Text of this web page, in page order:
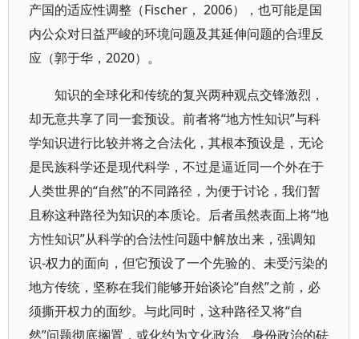
产国的适应性调整（Fischer， 2006），也可能是国
内公众对日益严峻的环境问题及其延伸问题的合理反
应（郭于华，2020）。
知识的全球化和传统的复兴两种观点交锋激烈，
却无意共享了同一套预设。前者将“地方性知识”与科
学知识进行比较并将之合法化，其根本预设是，无论
是民族科学还是现代科学，不过是逼近同一个外在于
人类世界的“自然”的不同路径，为便于讨论，我们暂
且称这种路径为知识的本质论。后者虽然表面上将“地
方性知识”从科学的合法性问题中解放出来，强调知
识-权力的面向，但它预设了一个先验的、未受污染的
地方传统，坚称在我们能够开始谈论“自然”之前，必
须撕开权力的面纱。与此同时，这种路径又将“自
然”问题彻底搁置，或化约为文化政治、身份政治的砝